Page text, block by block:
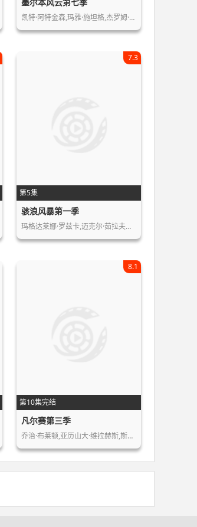
凯特·阿特金森,玛雅·施坦格,杰罗姆·…
第5集
7.3
骇浪风暴第一季
玛格达莱娜·罗兹卡,迈克尔·茹拉夫斯…
第10集完结
8.1
凡尔赛第三季
乔治·布莱顿,亚历山大·维拉赫斯,斯图…